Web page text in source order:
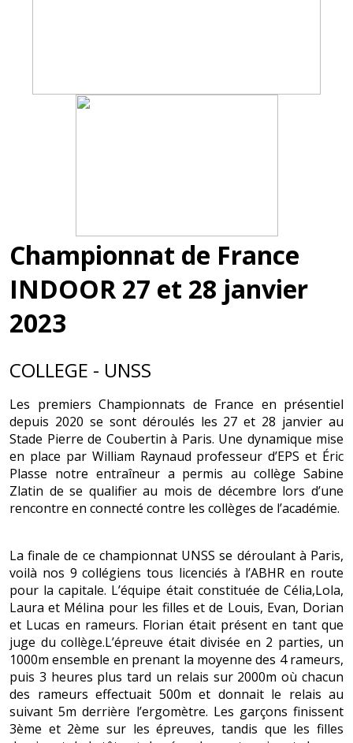
Championnat de France
INDOOR 27 et 28 janvier
2023
COLLEGE - UNSS
Les premiers Championnats de France en présentiel
depuis 2020 se sont déroulés les 27 et 28 janvier au
Stade Pierre de Coubertin à Paris. Une dynamique mise
en place par William Raynaud professeur d’EPS et Éric
Plasse notre entraîneur a permis au collège Sabine
Zlatin de se qualifier au mois de décembre lors d’une
rencontre en connecté contre les collèges de l’académie.
La finale de ce championnat UNSS se déroulant à Paris,
voilà nos 9 collégiens tous licenciés à l’ABHR en route
pour la capitale. L’équipe était constituée de Célia,Lola,
Laura et Mélina pour les filles et de Louis, Evan, Dorian
et Lucas en rameurs. Florian était présent en tant que
juge du collège.L’épreuve était divisée en 2 parties, un
1000m ensemble en prenant la moyenne des 4 rameurs,
puis 3 heures plus tard un relais sur 2000m où chacun
des rameurs effectuait 500m et donnait le relais au
suivant 5m derrière l’ergomètre. Les garçons finissent
3ème et 2ème sur les épreuves, tandis que les filles